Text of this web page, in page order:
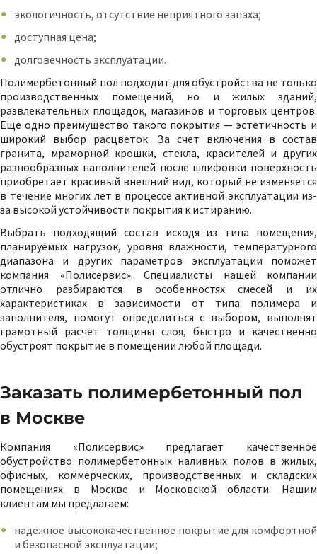
экологичность, отсутствие неприятного запаха;
доступная цена;
долговечность эксплуатации.
Полимербетонный пол подходит для обустройства не только
производственных помещений, но и жилых зданий,
развлекательных площадок, магазинов и торговых центров.
Еще одно преимущество такого покрытия — эстетичность и
широкий выбор расцветок. За счет включения в состав
гранита, мраморной крошки, стекла, красителей и других
разнообразных наполнителей после шлифовки поверхность
приобретает красивый внешний вид, который не изменяется
в течение многих лет в процессе активной эксплуатации из-
за высокой устойчивости покрытия к истиранию.
Выбрать подходящий состав исходя из типа помещения,
планируемых нагрузок, уровня влажности, температурного
диапазона и других параметров эксплуатации поможет
компания «Полисервис». Специалисты нашей компании
отлично разбираются в особенностях смесей и их
характеристиках в зависимости от типа полимера и
заполнителя, помогут определиться с выбором, выполнят
грамотный расчет толщины слоя, быстро и качественно
обустроят покрытие в помещении любой площади.
Заказать полимербетонный пол
в Москве
Компания «Полисервис» предлагает качественное
обустройство полимербетонных наливных полов в жилых,
офисных, коммерческих, производственных и складских
помещениях в Москве и Московской области. Нашим
клиентам мы предлагаем:
надежное высококачественное покрытие для комфортной
и безопасной эксплуатации;